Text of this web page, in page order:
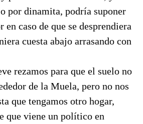
por dinamita, podría suponer
en caso de que se desprendiera
cuesta abajo arrasando con
rezamos para que el suelo no
de la Muela, pero no nos
que tengamos otro hogar,
que viene un político en